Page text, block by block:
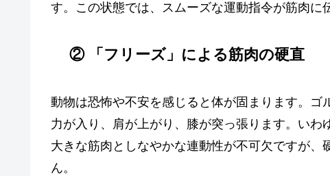
す。この状態では、スムーズな運動指令が筋肉に
② 「フリーズ」による筋肉の硬直
動物は恐怖や不安を感じると体が固まります。
力が入り、肩が上がり、膝が突っ張ります。い
大きな筋肉としなやかな連動性が不可欠ですが
ん。